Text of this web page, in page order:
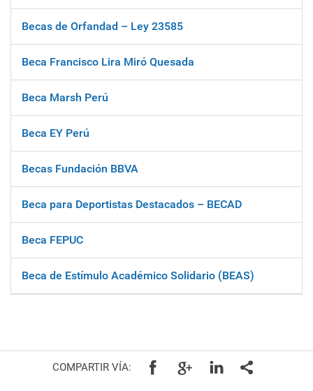
Becas de Orfandad – Ley 23585
Beca Francisco Lira Miró Quesada
Beca Marsh Perú
Beca EY Perú
Becas Fundación BBVA
Beca para Deportistas Destacados – BECAD
Beca FEPUC
Beca de Estímulo Académico Solidario (BEAS)
COMPARTIR VÍA: